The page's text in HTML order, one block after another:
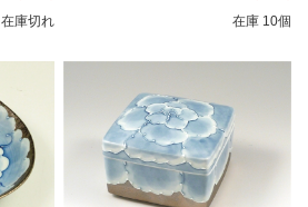
在庫切れ 在庫 10個